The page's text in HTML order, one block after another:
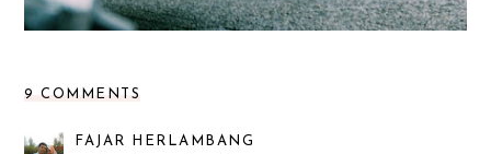
9 COMMENTS
FAJAR HERLAMBANG